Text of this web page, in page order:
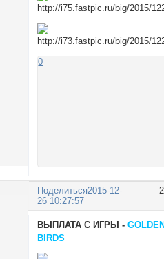
0
Поделиться2015-12-
26 10:27:57
ВЫПЛАТА С ИГРЫ -
BIRDS